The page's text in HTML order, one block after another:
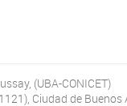
(UBA-CONICET)
Ciudad de Buenos